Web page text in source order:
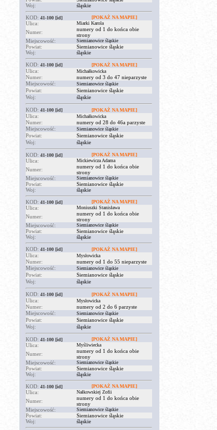
Woj:
śląskie
KOD: 41-100 [id] [POKAŻ NA MAPIE]
Ulica: Miarki Karola
Numer:
numery od 1 do końca obie
strony
Miejscowość:
Siemianowice śląskie
Powiat:
Siemianowice śląskie
Woj:
śląskie
KOD: 41-100 [id] [POKAŻ NA MAPIE]
Ulica: Michałkowicka
Numer:
numery od 3 do 47 nieparzyste
Miejscowość:
Siemianowice śląskie
Powiat:
Siemianowice śląskie
Woj:
śląskie
KOD: 41-100 [id] [POKAŻ NA MAPIE]
Ulica: Michałkowicka
Numer:
numery od 28 do 46a parzyste
Miejscowość:
Siemianowice śląskie
Powiat:
Siemianowice śląskie
Woj:
śląskie
KOD: 41-100 [id] [POKAŻ NA MAPIE]
Ulica: Mickiewicza Adama
Numer:
numery od 1 do końca obie
strony
Miejscowość:
Siemianowice śląskie
Powiat:
Siemianowice śląskie
Woj:
śląskie
KOD: 41-100 [id] [POKAŻ NA MAPIE]
Ulica: Moniuszki Stanisława
Numer:
numery od 1 do końca obie
strony
Miejscowość:
Siemianowice śląskie
Powiat:
Siemianowice śląskie
Woj:
śląskie
KOD: 41-100 [id] [POKAŻ NA MAPIE]
Ulica: Mysłowicka
Numer:
numery od 1 do 55 nieparzyste
Miejscowość:
Siemianowice śląskie
Powiat:
Siemianowice śląskie
Woj:
śląskie
KOD: 41-100 [id] [POKAŻ NA MAPIE]
Ulica: Mysłowicka
Numer:
numery od 2 do 6 parzyste
Miejscowość:
Siemianowice śląskie
Powiat:
Siemianowice śląskie
Woj:
śląskie
KOD: 41-100 [id] [POKAŻ NA MAPIE]
Ulica: Myśliwiecka
Numer:
numery od 1 do końca obie
strony
Miejscowość:
Siemianowice śląskie
Powiat:
Siemianowice śląskie
Woj:
śląskie
KOD: 41-100 [id] [POKAŻ NA MAPIE]
Ulica: Nałkowskiej Zofii
Numer:
numery od 1 do końca obie
strony
Miejscowość:
Siemianowice śląskie
Powiat:
Siemianowice śląskie
Woj:
śląskie